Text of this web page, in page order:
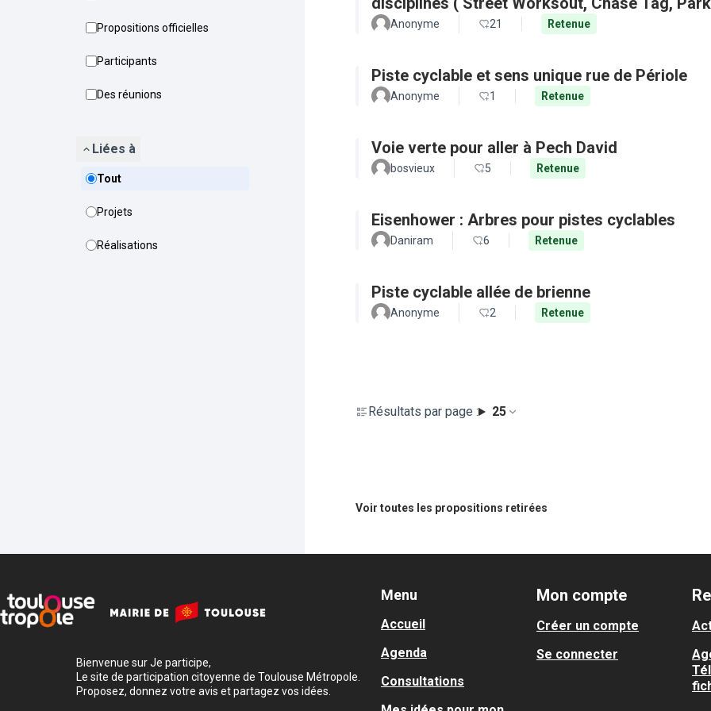
Propositions officielles
Participants
Des réunions
Liées à
Tout
Projets
Réalisations
Anonyme 21 Retenue
Piste cyclable et sens unique rue de Périole
Anonyme 1 Retenue
Voie verte pour aller à Pech David
bosvieux 5 Retenue
Eisenhower : Arbres pour pistes cyclables
Daniram 6 Retenue
Piste cyclable allée de brienne
Anonyme 2 Retenue
Résultats par page : 25
Voir toutes les propositions retirées
Bienvenue sur Je participe,
Le site de participation citoyenne de Toulouse Métropole.
Proposez, donnez votre avis et partagez vos idées.
Menu
Accueil
Agenda
Consultations
Mon compte
Créer un compte
Se connecter